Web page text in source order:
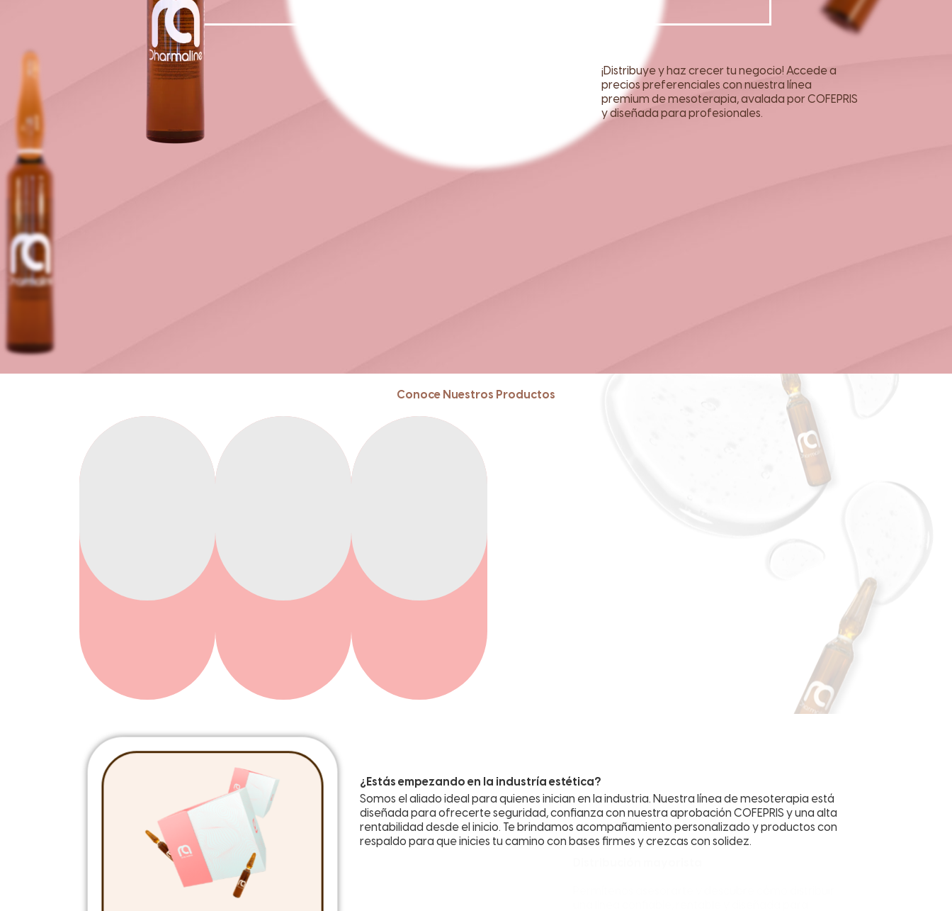
¡Distribuye y haz crecer tu negocio! Accede a
precios preferenciales con nuestra línea
premium de mesoterapia, avalada por COFEPRIS
y diseñada para profesionales.
Conoce Nuestros Productos
¿Estás empezando en la industría estética?
Somos el aliado ideal para quienes inician en la industria. Nuestra línea de mesoterapia está
diseñada para ofrecerte seguridad, confianza con nuestra aprobación COFEPRIS y una alta
rentabilidad desde el inicio. Te brindamos acompañamiento personalizado y productos con
respaldo para que inicies tu camino con bases firmes y crezcas con solidez.